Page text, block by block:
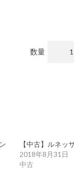
数量
【中古】ルネッ
2018年8月31日
中古